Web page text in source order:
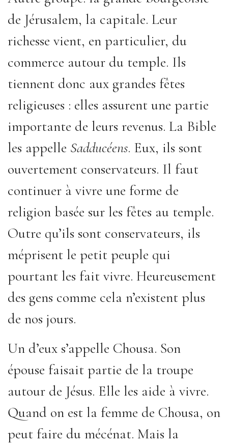
de Jérusalem, la capitale. Leur
richesse vient, en particulier, du
commerce autour du temple. Ils
tiennent donc aux grandes fêtes
religieuses : elles assurent une partie
importante de leurs revenus. La Bible
les appelle Sadducéens. Eux, ils sont
ouvertement conservateurs. Il faut
continuer à vivre une forme de
religion basée sur les fêtes au temple.
Outre qu’ils sont conservateurs, ils
méprisent le petit peuple qui
pourtant les fait vivre. Heureusement
des gens comme cela n’existent plus
de nos jours.
Un d’eux s’appelle Chousa. Son
épouse faisait partie de la troupe
autour de Jésus. Elle les aide à vivre.
Quand on est la femme de Chousa, on
peut faire du mécénat. Mais la